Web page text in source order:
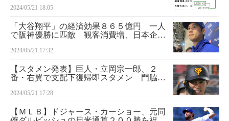
2024/05/21 18:05
「大谷翔平」の経済効果８６５億円 一人
で阪神優勝に匹敵 観客消費増、日本企業
2024/05/21 17:32
【スタメン発表】巨人・立岡宗一郎、２
番・右翼で支配下復帰即スタメン 門脇誠
2024/05/21 17:28
【ＭＬＢ】ドジャース・カーショー、元同